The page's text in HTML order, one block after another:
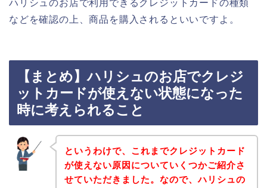
ハリシュのお店で利用できるクレジットカードの種類
などを確認の上、商品を購入されるといいですよ。
【まとめ】ハリシュのお店でクレジ
ットカードが使えない状態になった
時に考えられること
というわけで、これまでクレジットカード
が使えない原因についていくつかご紹介さ
せていただきました。なので、ハリシュの